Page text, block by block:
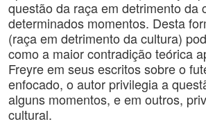
questão da raça em detrimento da
determinados momentos. Desta
(raça em detrimento da cultura)
como a maior contradição teórica
Freyre em seus escritos sobre o
enfocado, o autor privilegia a
alguns momentos, e em outros,
cultural.